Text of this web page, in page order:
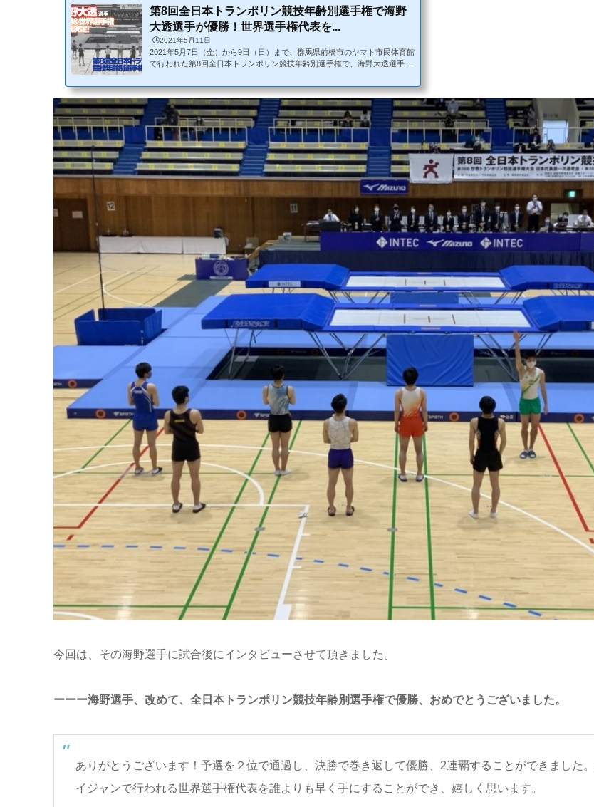
第8回全日本トランポリン競技年齢別選手権で海野
大透選手が優勝！世界選手権代表を...
🕒️2021年5月11日
2021年5月7日（金）から9日（日）まで、群馬県前橋市のヤマト市民体育館
で行われた第8回全日本トランポリン競技年齢別選手権で、海野大透選手が
手権大会とは全日本トランポリン競技年齢別選手権大会は、全日本規模で
行われる年齢別選手権大会。11才から社会人や世界のトップレベルの選手
が、各カテゴリーでダイナミックな空中戦を繰り広げます。また、本大会
は11月にアゼルバイジャン・バクーで行われる世界選手権、世界年齢別大
会の選考大会でもある重要な大会で...
今回は、その海野選手に試合後にインタビューさせて頂きました。
ーーー海野選手、改めて、全日本トランポリン競技年齢別選手権で優勝、おめでとうございました。
ありがとうございます！予選を２位で通過し、決勝で巻き返して優勝、2連覇することができました
イジャンで行われる世界選手権代表を誰よりも早く手にすることができ、嬉しく思います。